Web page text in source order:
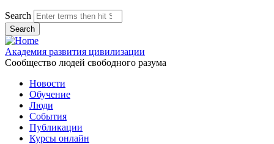
Search
Академия развития цивилизации
Сообщество людей свободного разума
Новости
Обучение
Люди
События
Публикации
Курсы онлайн